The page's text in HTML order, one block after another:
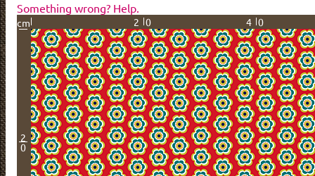
Something wrong? Help.
cm 20 40
2
0